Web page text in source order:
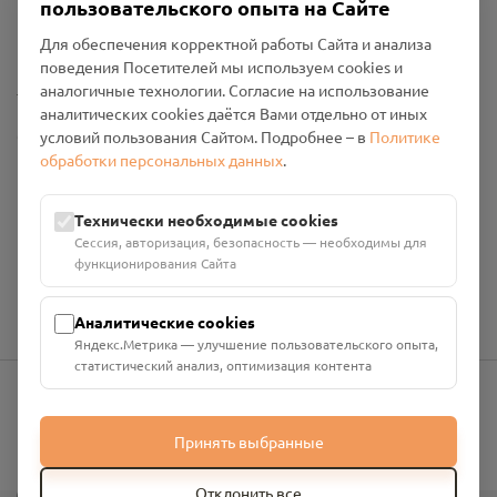
Политика конфиденциальности
Промо-материалы
Настройки cookies
Общество с ограниченной ответственностью «Смоленский
Проект Помним»
Юридический адрес: 216790, Смоленская область, р-н
Руднянский, г. Рудня, улица Западная, д. 26А, пом. 18
Номер счёта: 40702810901130004287 в АО "АЛЬФА-БАНК"
Кор. счёт: 30101810200000000593
info@pomnim.online
пользовательского опыта на Сайте
Для обеспечения корректной работы Сайта и анализа
поведения Посетителей мы используем cookies и
аналогичные технологии. Согласие на использование
аналитических cookies даётся Вами отдельно от иных
условий пользования Сайтом. Подробнее – в Политике
обработки персональных данных.
Технически необходимые cookies
Сессия, авторизация, безопасность — необходимы для
функционирования Сайта
Аналитические cookies
Яндекс.Метрика — улучшение пользовательского опыта,
статистический анализ, оптимизация контента
Принять выбранные
Отклонить все